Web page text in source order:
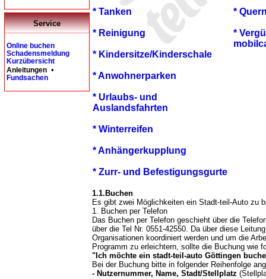
Service
Online buchen
Schadensmeldung
Kurzübersicht
Anleitungen •
Fundsachen
* Tanken
* Reinigung
* Kindersitze/Kinderschale
* Anwohnerparken
* Urlaubs- und
Auslandsfahrten
* Winterreifen
* Anhängerkupplung
* Zurr- und Befestigungsgurte
*
*
1.1.Buchen
Es gibt zwei Möglichkeiten ein Stadt-teil-Auto zu
1. Buchen per Telefon
Das Buchen per Telefon geschieht über die
über die Tel Nr. 0551-42550. Da über diese
Organisationen koordiniert werden und um die
Programm zu erleichtern, sollte die Buchung wie
"Ich möchte ein stadt-teil-auto Göttingen
Bei der Buchung bitte in folgender Reihenfolge
- Nutzernummer, Name, Stadt/Stellplatz